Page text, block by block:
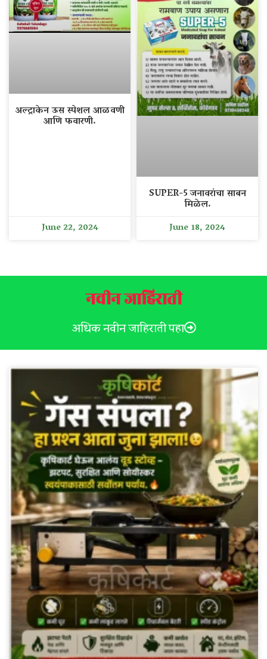
अल्ट्राकेन ऊस स्पेशल आळवणी
आणि फवारणी.
June 22, 2024
SUPER-5 जनावरांचा साबन
मिळेल.
June 18, 2024
नवीन जाहिराती
अधिक नवीन जाहिराती पहा